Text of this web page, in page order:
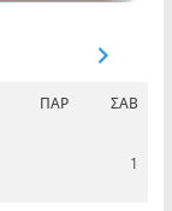
ΠΑΡ ΣΆΒ
1